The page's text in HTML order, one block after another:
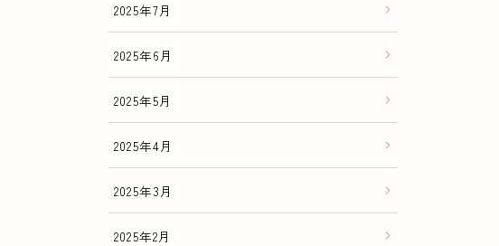
2025年7月
2025年6月
2025年5月
2025年4月
2025年3月
2025年2月